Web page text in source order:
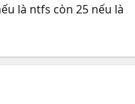
là ntfs còn 25 nếu là